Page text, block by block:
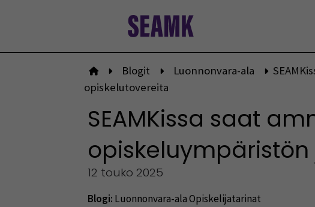
Etusivulle
Blogit Luonnonvara-ala
opiskelutovereita
SEAMKissa saat
12 touko 2025
Blogi: Luonnonvara-alaOpiskelijatarinat